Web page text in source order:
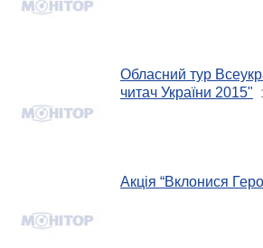
Обласний тур
читач України 2015"
Акція “Вклонися